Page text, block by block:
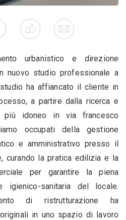
urbanistico e direzione
nuovo studio professionale a
ha affiancato il cliente in
a partire dalla ricerca e
più idoneo in via francesco
occupati della gestione
e amministrativo presso il
curando la pratica edilizia e la
per garantire la piena
igienico-sanitaria del locale.
di ristrutturazione ha
in uno spazio di lavoro